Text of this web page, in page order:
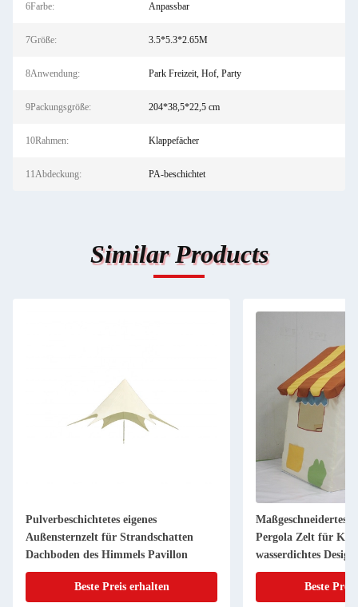
6Farbe: Anpassbar
7Größe: 3.5*5.3*2.65M
8Anwendung: Park Freizeit, Hof, Party
9Packungsgröße: 204*38,5*22,5 cm
10Rahmen: Klappefächer
11Abdeckung: PA-beschichtet
Similar Products
Pulverbeschichtetes eigenes
Außensternzelt für Strandschatten
Dachboden des Himmels Pavillon
Beste Preis erhalten
Maßgeschneidertes
Pergola Zelt für
wasserdichtes Design
Beste